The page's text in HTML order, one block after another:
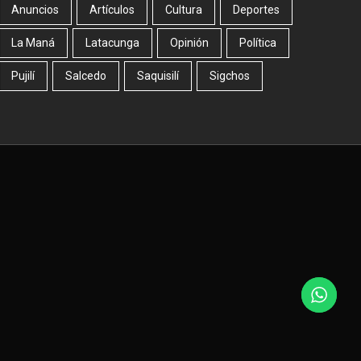
Anuncios Artículos Cultura Deportes
La Maná Latacunga Opinión Política
Pujilí Salcedo Saquisilí Sigchos